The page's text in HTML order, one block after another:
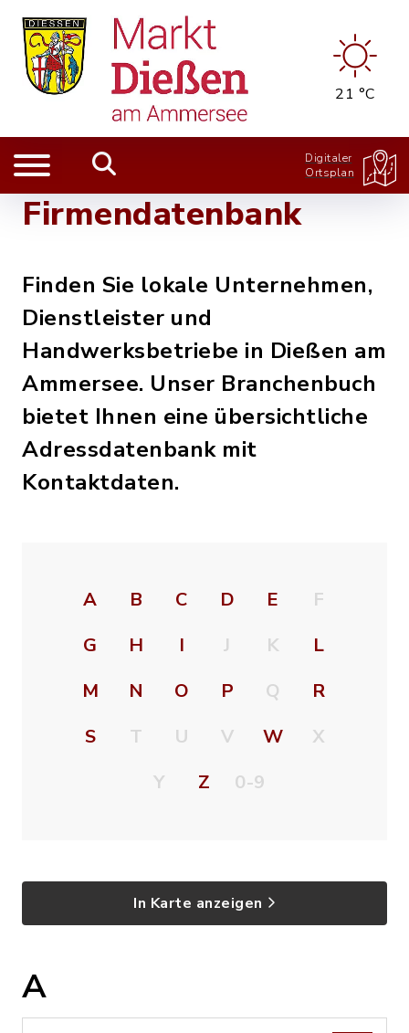
21 °C
Digitaler
Ortsplan
Firmendatenbank
Finden Sie lokale Unternehmen,
Dienstleister und
Handwerksbetriebe in Dießen am
Ammersee. Unser Branchenbuch
bietet Ihnen eine übersichtliche
Adressdatenbank mit
Kontaktdaten.
A B C D E
F
G
H I J K
L
M
N O P Q
R
S
T U V W
X
Y
Z 0-9
In Karte anzeigen
A